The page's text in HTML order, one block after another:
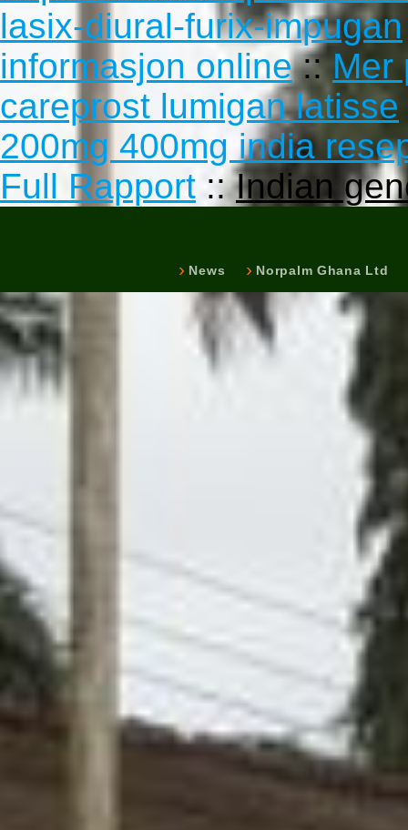
lasix-diural-furix-impugan
informasjon online::Mer
careprost lumigan latisse
200mg 400mg india
Full Rapport ::Indian
News Norpalm Ghana Ltd